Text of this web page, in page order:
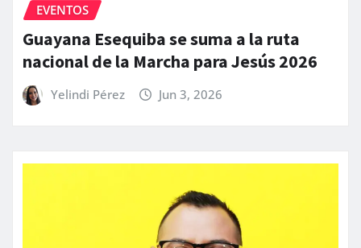
EVENTOS
Guayana Esequiba se suma a la ruta
nacional de la Marcha para Jesús 2026
Yelindi Pérez Jun 3, 2026